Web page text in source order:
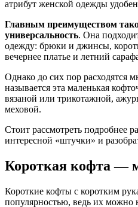
атрибут женской одежды
Главным преимуществом
универсальность. Она
одежду: брюки и джинсы,
вечернее платье и летний
Однако до сих пор расходятся
называется эта маленькая
вязаной или трикотажной,
меховой.
Стоит рассмотреть подробнее
интересной «штучки» и
Короткая кофта —
Короткие кофты с коротким
популярностью, ведь их можно